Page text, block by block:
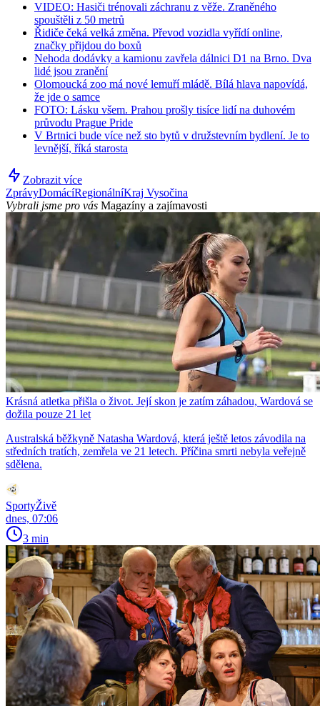
VIDEO: Hasiči trénovali záchranu z věže. Zraněného
spouštěli z 50 metrů
Řidiče čeká velká změna. Převod vozidla vyřídí online,
značky přijdou do boxů
Nehoda dodávky a kamionu zavřela dálnici D1 na Brno. Dva
lidé jsou zranění
Olomoucká zoo má nové lemuří mládě. Bílá hlava napovídá,
že jde o samce
FOTO: Lásku všem. Prahou prošly tisíce lidí na duhovém
průvodu Prague Pride
V Brtnici bude více než sto bytů v družstevním bydlení. Je to
levnější, říká starosta
Zobrazit více
ZprávyDomácíRegionálníKraj Vysočina
Vybrali jsme pro vás Magazíny a zajímavosti
Krásná atletka přišla o život. Její skon je zatím záhadou, Wardová se
dožila pouze 21 let
Australská běžkyně Natasha Wardová, která ještě letos závodila na
středních tratích, zemřela ve 21 letech. Příčina smrti nebyla veřejně
sdělena.
SportyŽivě
dnes, 07:06
3 min